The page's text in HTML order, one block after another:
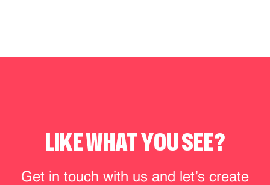
LIKE WHAT YOU SEE?
Get in touch with us and let’s create